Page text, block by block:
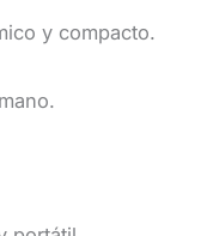
y compacto.